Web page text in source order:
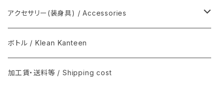
NEAT / ニート
足袋 / Tabi
マスク / Mask
クバ民具
THE INOUE BROTHERS...
REAL HARNESS / Belt(ベルト)
Joshua Ellis(ジョシュア・エリス) / マフラー
アクセサリー(装身具) / Accessories
semeno / セメノ
ボトル / Klean Kanteen
加工賃・送料等 / Shipping cost